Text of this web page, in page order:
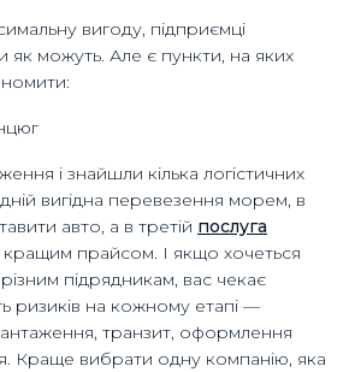
вигоду, підприємці
як можуть. Але є пункти, на яких
і знайшли кілька логістичних
вигідна перевезення морем, в
авто, а в третій послуга
кращим прайсом. І якщо хочеться
підрядникам, вас чекає
ризиків на кожному етапі —
транзит, оформлення
Краще вибрати одну компанію, яка